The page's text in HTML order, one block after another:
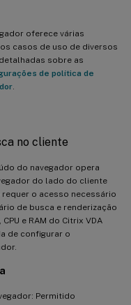
oferece várias
casos de uso de diversos
sobre as
de política de
no cliente
do navegador opera
do lado do cliente
o acesso necessário
de busca e renderização
e RAM do Citrix VDA
de configurar o
Permitido